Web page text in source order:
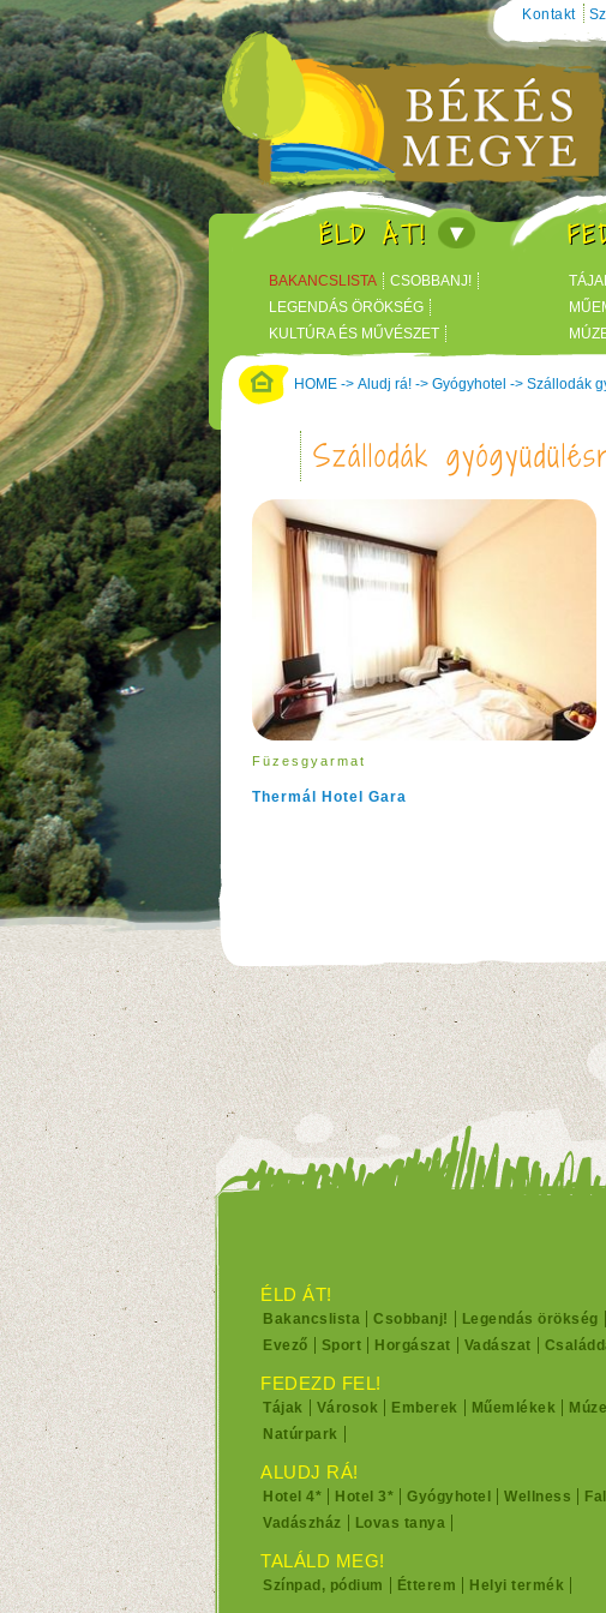
Kontakt
BAKANCSLISTA
CSOBBANJ!
LEGENDÁS ÖRÖKSÉG
KULTÚRA ÉS MŰVÉSZET
KÖRÖS KÖRÜL KASTÉLYOK
KALANDPARK, TÉMAPARK
ÉLD ÁT!
HOME -> Aludj rá! -> Gyógyhotel -> Szállodák
Szállodák
Füzesgyarmat
Thermál Hotel Gara
ÉLD ÁT!
Bakancslista Csobbanj! Legendás örökség
Evező
Sport Horgászat Vadászat
FEDEZD FEL!
Tájak Városok Emberek Műemlékek
Natúrpark
ALUDJ RÁ!
Hotel 4* Hotel 3* Gyógyhotel Wellness
Vadászház
Lovas tanya
TALÁLD MEG!
Színpad, pódium Étterem Helyi termék